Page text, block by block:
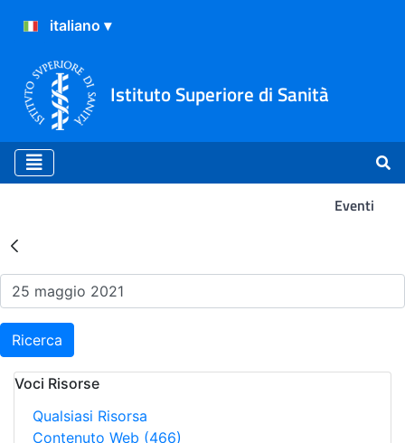
Istituto Superiore di Sanità
Eventi
Risultati della Ricerca -
Ricerca
Voci Risorse
Qualsiasi Risorsa
Contenuto Web (466)